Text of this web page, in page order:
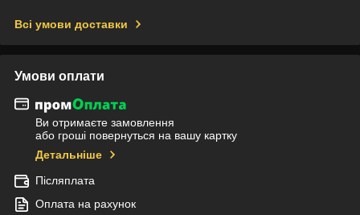
Всі умови доставки
Умови оплати
Ви отримаєте замовлення
або гроші повернуться на вашу картку
Детальніше
Післяплата
Оплата на рахунок